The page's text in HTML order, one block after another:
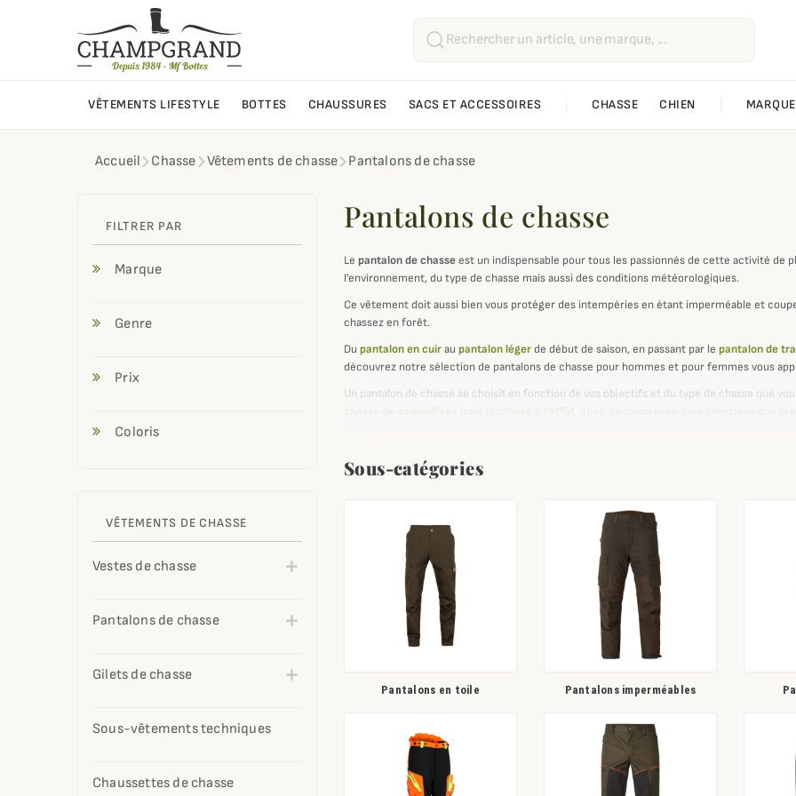
VÊTEMENTS LIFESTYLE BOTTES CHAUSSURES SACS ET ACCESSOIRES CHASSE CHIEN
Accueil Chasse Vêtements de chasse Pantalons de chasse
FILTRER PAR
Marque
Genre
Prix
Coloris
VÊTEMENTS DE CHASSE
Vestes de chasse
Pantalons de chasse
Gilets de chasse
Sous-vêtements techniques
Chaussettes de chasse
Pantalons de chasse
Le pantalon de chasseest un indispensable pour tous les passionnés de cette activité de
l'environnement, du type de chasse mais aussi des conditions météorologiques.
Ce vêtement doit aussi bien vous protéger des intempéries en étant imperméable et
chassez en forêt.
Du pantalon en cuirau pantalon légerde début de saison, en passant par le pantalon de
découvrez notre sélection de pantalons de chasse pour hommes et pour femmes vous
Un pantalon de chasse se choisit en fonction de vos objectifs et du type de chasse que
importantes dans la nature : ronces, haies, fossés, insectes...
Sous-catégories
Pantalons en toile Pantalons imperméables